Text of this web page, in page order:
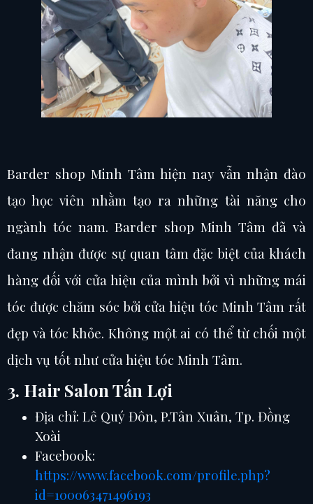
Barder shop Minh Tâm hiện nay vẫn nhận đào
tạo học viên nhằm tạo ra những tài năng cho
ngành tóc nam. Barder shop Minh Tâm đã và
đang nhận được sự quan tâm đặc biệt của khách
hàng đối với cửa hiệu của mình bởi vì những mái
tóc được chăm sóc bởi cửa hiệu tóc Minh Tâm rất
đẹp và tóc khỏe. Không một ai có thể từ chối một
dịch vụ tốt như cửa hiệu tóc Minh Tâm.
3. Hair Salon Tấn Lợi
Địa chỉ: Lê Quý Đôn, P.Tân Xuân, Tp. Đồng
Xoài
Facebook:
https://www.facebook.com/profile.php?
id=100063471496193